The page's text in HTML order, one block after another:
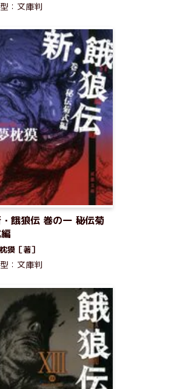
：文庫判
餓狼伝 巻の一 秘伝菊
獏［著］
：文庫判